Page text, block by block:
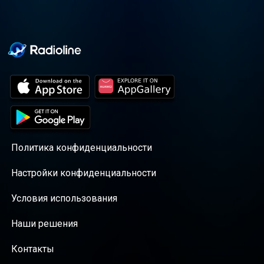
Политика конфиденциальности
Настройки конфиденциальности
Условия использования
Наши решения
Контакты